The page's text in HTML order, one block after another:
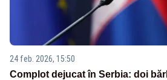
24 feb. 2026, 15:50
Complot dejucat în Serbia: doi